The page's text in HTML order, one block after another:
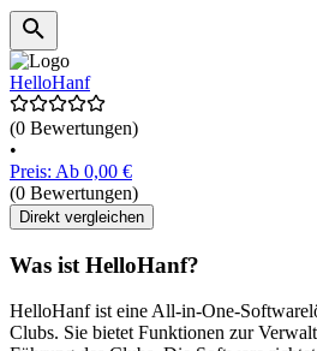
HelloHanf
(0 Bewertungen)
•
Preis: Ab 0,00 €
(0 Bewertungen)
Direkt vergleichen
Was ist HelloHanf?
HelloHanf ist eine All-in-One-
Clubs. Sie bietet Funktionen zur